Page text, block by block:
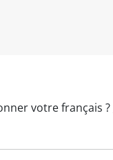
votre français ?